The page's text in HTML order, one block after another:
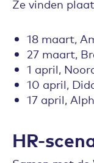
Ze vinden
18 maart,
27 maart,
1 april,
10 april,
17 april,
HR-